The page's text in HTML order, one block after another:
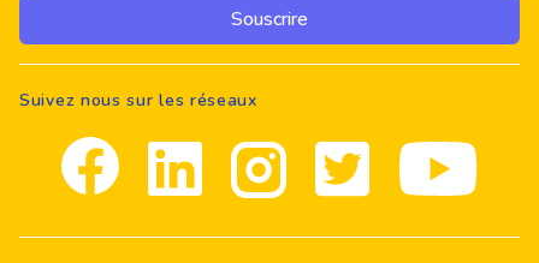
Souscrire
Suivez nous sur les réseaux
Facebook Linkedin Instagram Twitter youtube